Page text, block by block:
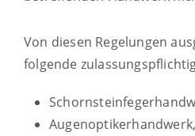
Von diesen Regelungen
folgende
Augenoptikerhandwerk,